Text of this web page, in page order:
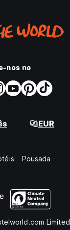
nos no
EUR
Pousada
Limited